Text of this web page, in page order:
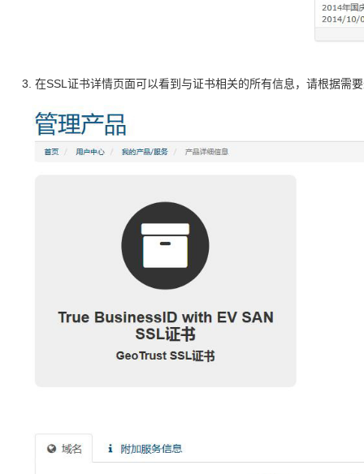
3. 在SSL证书详情页面可以看到与证书相关的所有信息，请根据需